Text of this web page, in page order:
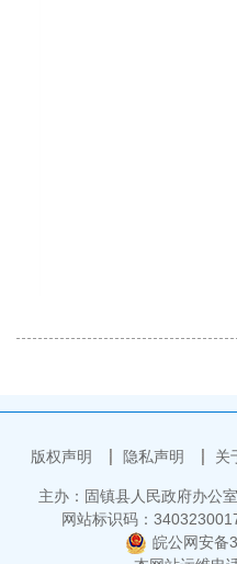
版权声明 隐私声明 关
主办：固镇县人民政府办公室
网站标识码：
皖公网安备